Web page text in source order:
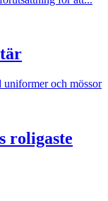
uniformer och mössor
roligaste